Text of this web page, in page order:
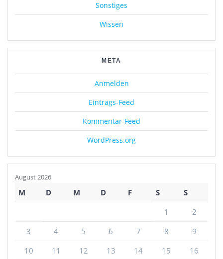
Sonstiges
Wissen
META
Anmelden
Eintrags-Feed
Kommentar-Feed
WordPress.org
August 2026
M D M D F S
S
1
2
3
4 5 6 7 8
9
10
11 12 13 14 15
16